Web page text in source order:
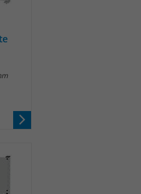
wird von Matomo
, Sitzungs- und